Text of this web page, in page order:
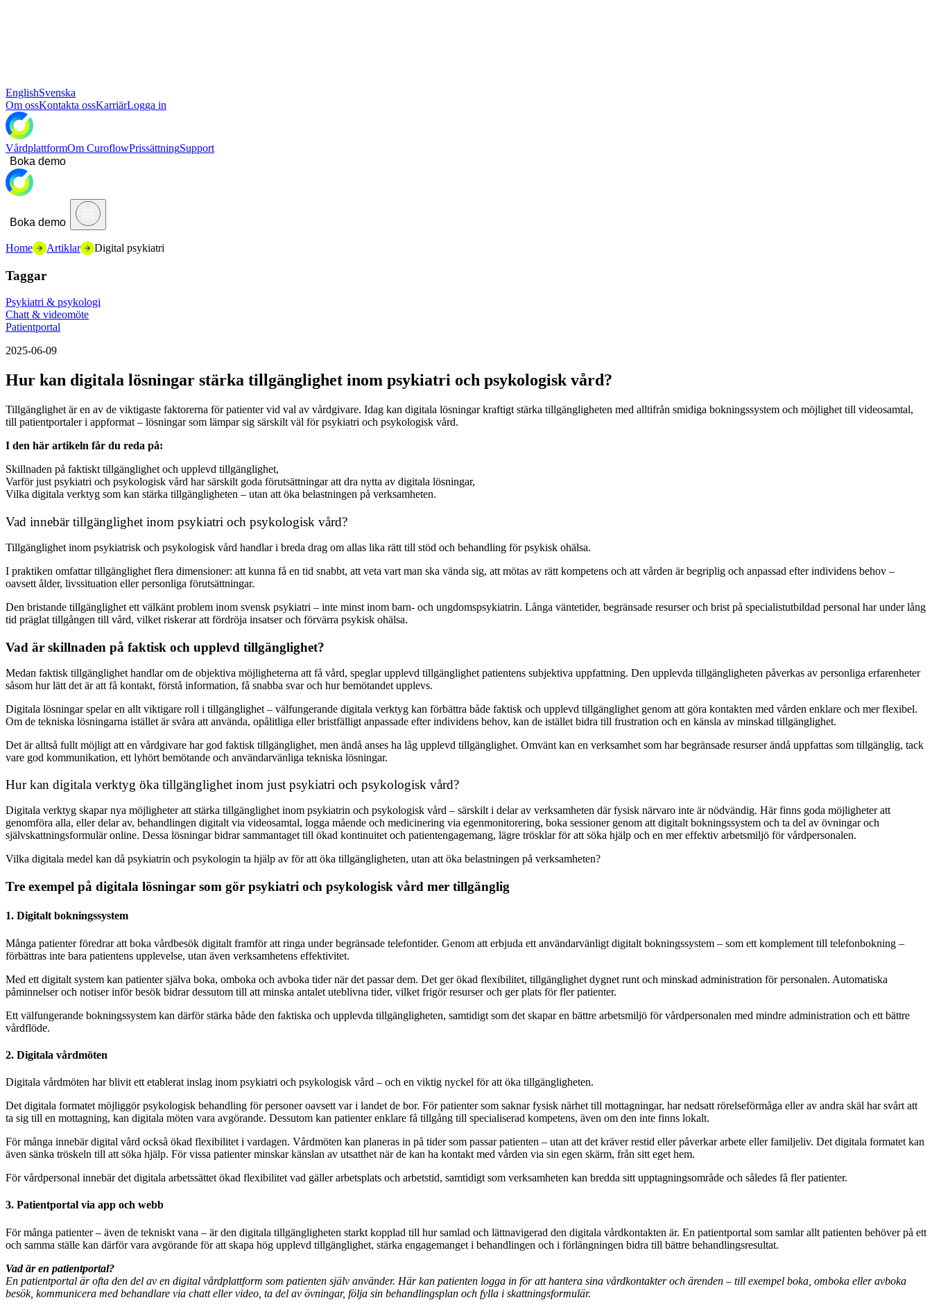
EnglishSvenska
Om ossKontakta ossKarriärLogga in
VårdplattformOm CuroflowPrissättningSupport
Boka demo
Boka demo
Home Artiklar Digital psykiatri
Taggar
Psykiatri & psykologi
Chatt & videomöte
Patientportal
2025-06-09
Hur kan digitala lösningar stärka tillgänglighet inom psykiatri och psykologisk vård?
Tillgänglighet är en av de viktigaste faktorerna för patienter vid val av vårdgivare. Idag kan digitala lösningar kraftigt stärka tillgängligheten med alltifrån smidiga bokningssystem och möjlighet till videosamtal,
till patientportaler i appformat – lösningar som lämpar sig särskilt väl för psykiatri och psykologisk vård.
I den här artikeln får du reda på:
Skillnaden på faktiskt tillgänglighet och upplevd tillgänglighet,
Varför just psykiatri och psykologisk vård har särskilt goda förutsättningar att dra nytta av digitala lösningar,
Vilka digitala verktyg som kan stärka tillgängligheten – utan att öka belastningen på verksamheten.
Vad innebär tillgänglighet inom psykiatri och psykologisk vård?
Tillgänglighet inom psykiatrisk och psykologisk vård handlar i breda drag om allas lika rätt till stöd och behandling för psykisk ohälsa.
I praktiken omfattar tillgänglighet flera dimensioner: att kunna få en tid snabbt, att veta vart man ska vända sig, att mötas av rätt kompetens och att vården är begriplig och anpassad efter individens behov –
oavsett ålder, livssituation eller personliga förutsättningar.
Den bristande tillgänglighet ett välkänt problem inom svensk psykiatri – inte minst inom barn- och ungdomspsykiatrin. Långa väntetider, begränsade resurser och brist på specialistutbildad personal har under lång
tid präglat tillgången till vård, vilket riskerar att fördröja insatser och förvärra psykisk ohälsa.
Vad är skillnaden på faktisk och upplevd tillgänglighet?
Medan faktisk tillgänglighet handlar om de objektiva möjligheterna att få vård, speglar upplevd tillgänglighet patientens subjektiva uppfattning. Den upplevda tillgängligheten påverkas av personliga erfarenheter
såsom hur lätt det är att få kontakt, förstå information, få snabba svar och hur bemötandet upplevs.
Digitala lösningar spelar en allt viktigare roll i tillgänglighet – välfungerande digitala verktyg kan förbättra både faktisk och upplevd tillgänglighet genom att göra kontakten med vården enklare och mer flexibel.
Om de tekniska lösningarna istället är svåra att använda, opålitliga eller bristfälligt anpassade efter individens behov, kan de istället bidra till frustration och en känsla av minskad tillgänglighet.
Det är alltså fullt möjligt att en vårdgivare har god faktisk tillgänglighet, men ändå anses ha låg upplevd tillgänglighet. Omvänt kan en verksamhet som har begränsade resurser ändå uppfattas som tillgänglig, tack
vare god kommunikation, ett lyhört bemötande och användarvänliga tekniska lösningar.
Hur kan digitala verktyg öka tillgänglighet inom just psykiatri och psykologisk vård?
Digitala verktyg skapar nya möjligheter att stärka tillgänglighet inom psykiatrin och psykologisk vård – särskilt i delar av verksamheten där fysisk närvaro inte är nödvändig. Här finns goda möjligheter att
genomföra alla, eller delar av, behandlingen digitalt via videosamtal, logga mående och medicinering via egenmonitorering, boka sessioner genom att digitalt bokningssystem och ta del av övningar och
självskattningsformulär online. Dessa lösningar bidrar sammantaget till ökad kontinuitet och patientengagemang, lägre trösklar för att söka hjälp och en mer effektiv arbetsmiljö för vårdpersonalen.
Vilka digitala medel kan då psykiatrin och psykologin ta hjälp av för att öka tillgängligheten, utan att öka belastningen på verksamheten?
Tre exempel på digitala lösningar som gör psykiatri och psykologisk vård mer tillgänglig
1. Digitalt bokningssystem
Många patienter föredrar att boka vårdbesök digitalt framför att ringa under begränsade telefontider. Genom att erbjuda ett användarvänligt digitalt bokningssystem – som ett komplement till telefonbokning –
förbättras inte bara patientens upplevelse, utan även verksamhetens effektivitet.
Med ett digitalt system kan patienter själva boka, omboka och avboka tider när det passar dem. Det ger ökad flexibilitet, tillgänglighet dygnet runt och minskad administration för personalen. Automatiska
påminnelser och notiser inför besök bidrar dessutom till att minska antalet uteblivna tider, vilket frigör resurser och ger plats för fler patienter.
Ett välfungerande bokningssystem kan därför stärka både den faktiska och upplevda tillgängligheten, samtidigt som det skapar en bättre arbetsmiljö för vårdpersonalen med mindre administration och ett bättre
vårdflöde.
2. Digitala vårdmöten
Digitala vårdmöten har blivit ett etablerat inslag inom psykiatri och psykologisk vård – och en viktig nyckel för att öka tillgängligheten.
Det digitala formatet möjliggör psykologisk behandling för personer oavsett var i landet de bor. För patienter som saknar fysisk närhet till mottagningar, har nedsatt rörelseförmåga eller av andra skäl har svårt att
ta sig till en mottagning, kan digitala möten vara avgörande. Dessutom kan patienter enklare få tillgång till specialiserad kompetens, även om den inte finns lokalt.
För många innebär digital vård också ökad flexibilitet i vardagen. Vårdmöten kan planeras in på tider som passar patienten – utan att det kräver restid eller påverkar arbete eller familjeliv. Det digitala formatet kan
även sänka tröskeln till att söka hjälp. För vissa patienter minskar känslan av utsatthet när de kan ha kontakt med vården via sin egen skärm, från sitt eget hem.
För vårdpersonal innebär det digitala arbetssättet ökad flexibilitet vad gäller arbetsplats och arbetstid, samtidigt som verksamheten kan bredda sitt upptagningsområde och således få fler patienter.
3. Patientportal via app och webb
För många patienter – även de tekniskt vana – är den digitala tillgängligheten starkt kopplad till hur samlad och lättnavigerad den digitala vårdkontakten är. En patientportal som samlar allt patienten behöver på ett
och samma ställe kan därför vara avgörande för att skapa hög upplevd tillgänglighet, stärka engagemanget i behandlingen och i förlängningen bidra till bättre behandlingsresultat.
Vad är en patientportal?
En patientportal är ofta den del av en digital vårdplattform som patienten själv använder. Här kan patienten logga in för att hantera sina vårdkontakter och ärenden – till exempel boka, omboka eller avboka
besök, kommunicera med behandlare via chatt eller video, ta del av övningar, följa sin behandlingsplan och fylla i skattningsformulär.